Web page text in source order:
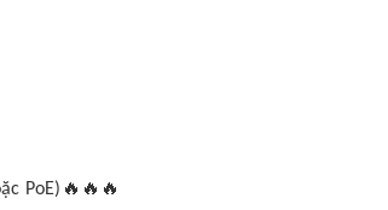
PoE) 🔥🔥🔥